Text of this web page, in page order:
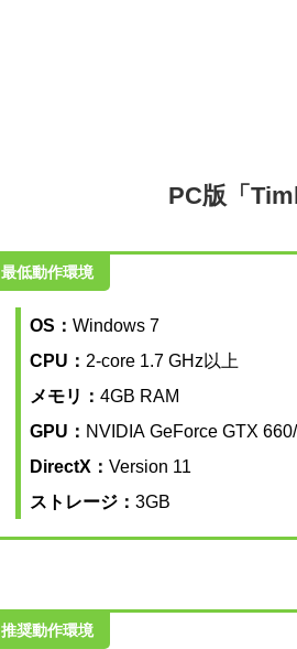
PC版「
最低動作環境
OS： Windows 7
CPU： 2-core 1.7 GHz以上
メモリ： 4GB RAM
GPU： NVIDIA GeForce GTX
DirectX： Version 11
ストレージ： 3GB
推奨動作環境